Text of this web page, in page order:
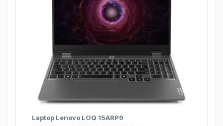
Laptop Lenovo LOQ 15ARP9